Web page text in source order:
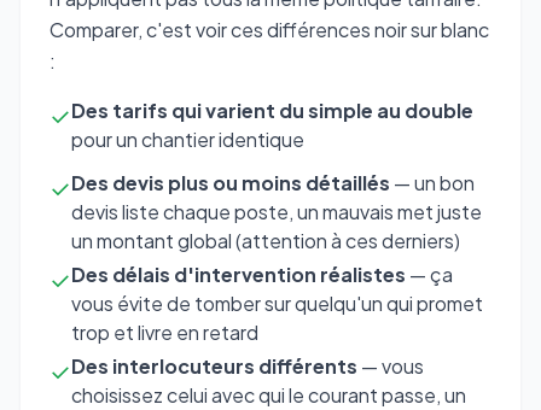
Comparer, c'est voir ces différences noir sur blanc
:
✓Des tarifs qui varient du simple au double
pour un chantier identique
✓Des devis plus ou moins détaillés — un bon
devis liste chaque poste, un mauvais met juste
un montant global (attention à ces derniers)
✓Des délais d'intervention réalistes — ça
vous évite de tomber sur quelqu'un qui promet
trop et livre en retard
✓Des interlocuteurs différents — vous
choisissez celui avec qui le courant passe, un